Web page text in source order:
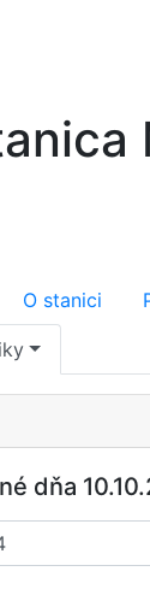
O stanici
dňa